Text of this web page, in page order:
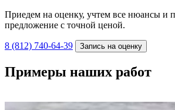
Приедем на оценку, учтем все нюансы и
предложение с точной ценой.
8 (812) 740-64-39 Запись на оценку
Примеры наших работ